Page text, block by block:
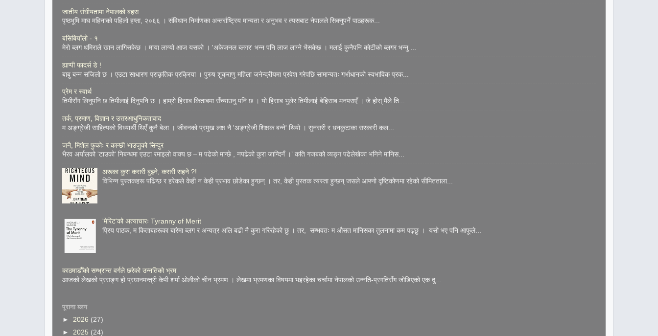
जातीय संघीयतामा नेपालको बहस
पृष्ठभूमि माघ महिनाको पहिलो हप्ता, २०६६ । संविधान निर्माणका अन्तर्राष्ट्रिय मान्यता र अनुभव र त्यसबाट नेपालले सिक्नुपर्ने पाठहरूक...
बसिबियाँलो - १
मेरो ब्लग धमिराले खान लागिसकेछ । माया लाग्यो आज यसको । 'अकेजनल ब्लगर' भन्न पनि लाज लाग्ने भैसकेछ । मलाई कुनैपनि कोटीको ब्लगर भन्नु ...
ह्याप्पी फादर्स डे !
बाबु बन्न सजिलो छ । एउटा साधारण प्राकृतिक प्रक्रिया । पुरुष शुक्राणु महिला जनेन्द्रीयमा प्रवेश गरेपछि सामान्यतः गर्भाधानको स्वभाविक प्रक...
प्रेम र स्वार्थ
तिमीसँग लिनुपनि छ तिमीलाई दिनुपनि छ । हाम्रो हिसाब किताबमा सँच्याउनु पनि छ । यो हिसाब भुलेर तिमीलाई बेहिसाब मनपराएँ । जे होस् मैले ति...
तर्क, प्रमाण, विज्ञान र उत्तरआधुनिकतावाद
म अङ्ग्रेजी साहित्यको विध्यार्थी थिएँ कुनै बेला । जीवनको प्रमुख लक्ष नै 'अङ्ग्रेजी शिक्षक बन्ने' थियो । सुनसरी र धनकुटाका सरकारी कल...
जनै, मिशेल फुकोः र कान्छी भाउजुको सिन्दुर
भैरव अर्यालको 'टाउको' निबन्धमा एउटा रमाइलो वाक्य छ –‘म पढेको मान्छे , नपढेको कुरा जान्दिनँ ।’ कति गजबको व्यङ्ग पढेलेखेका भनिने मानिस...
अरूका कुरा कसरी बुझ्ने, कसरी सहने ?!
विभिन्न पुस्तकहरू पढिन्छ र हरेकले केही न केही प्रभाव छोडेका हुन्छन् । तर, केही पुस्तक त्यस्ता हुन्छन् जसले आफ्नो दृष्टिकोणमा रहेको सीमितताला...
'मेरिट'को अत्याचारः Tyranny of Merit
प्रिय पाठक, म किताबहरूका बारेमा ब्लग र अन्यत्र अलि बढी नै कुरा गरिरहेको छु । तर, सम्भवतः म औसत मानिसका तुलनामा कम पढ्छु । यसो भए पनि आफूले...
काठमाडौँको सम्भ्रान्त वर्गले छरेको उन्नतिको भ्रम
आजको लेखको प्रसङ्ग हो प्रधानमन्त्री केपी शर्मा ओलीको चीन भ्रमण । लेखमा भ्रमणका विषयमा भइरहेका चर्चामा नेपालको उन्नति-प्रगतिसँग जोडिएको एक दु...
पूराना ब्लग
► 2026 (27)
► 2025 (24)